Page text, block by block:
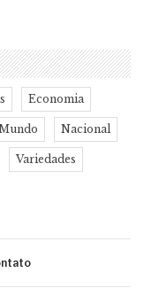
Economia
Nacional
Variedades